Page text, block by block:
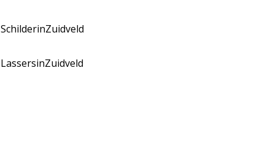
SchilderinZuidveld
LassersinZuidveld